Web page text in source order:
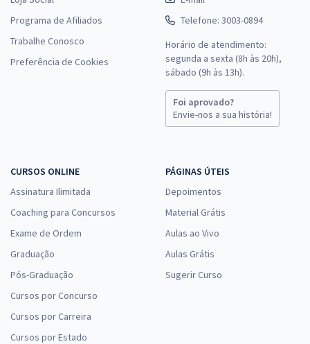
Programa de Afiliados
Trabalhe Conosco
Preferência de Cookies
Telefone: 3003-0894
Horário de atendimento:
segunda a sexta (8h às 20h),
sábado (9h às 13h).
Foi aprovado?
Envie-nos a sua história!
CURSOS ONLINE
Assinatura Ilimitada
Coaching para Concursos
Exame de Ordem
Graduação
Pós-Graduação
Cursos por Concurso
Cursos por Carreira
Cursos por Estado
PÁGINAS ÚTEIS
Depoimentos
Material Grátis
Aulas ao Vivo
Aulas Grátis
Sugerir Curso